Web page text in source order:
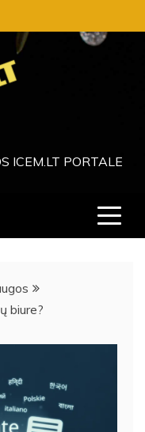
ICEM.LT PORTALE
biure?